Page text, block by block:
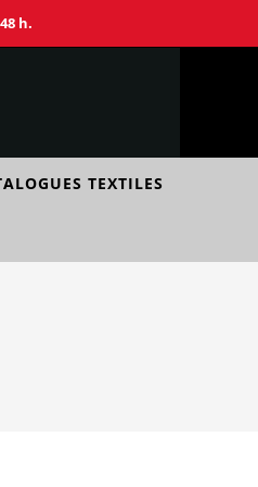
h.
TEXTILES